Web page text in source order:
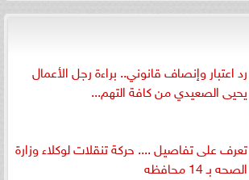
رد اعتبار وإنصاف قانوني.. براءة رجل الأعمال
يحيى الصعيدي من كافة التهم...
تعرف على تفاصيل .... حركة تنقلات لوكلاء وزارة
الصحه بـ 14 محافظه